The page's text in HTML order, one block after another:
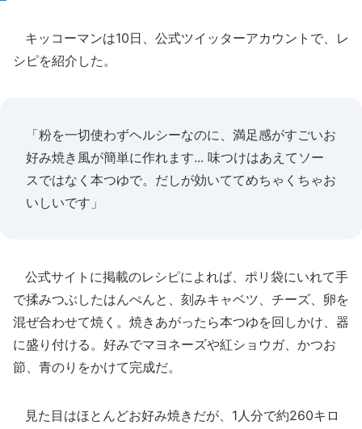
キッコーマンは10日、公式ツイッターアカウントで、レ
シピを紹介した。
「粉を一切使わずヘルシーなのに、満足感がすごいお
好み焼き風が簡単に作れます... 味つけはあえてソー
スではなく本つゆで。だしが効いててめちゃくちゃお
いしいです」
公式サイトに掲載のレシピによれば、ポリ袋にいれて手
で揉みつぶしたはんぺんと、刻みキャベツ、チーズ、卵を
混ぜ合わせて焼く。焼きあがったら本つゆを回しかけ、器
に盛り付ける。好みでマヨネーズや紅ショウガ、かつお
節、青のりをかけて完成だ。
見た目はほとんどお好み焼きだが、1人分で約260キロ